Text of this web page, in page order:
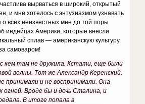
вырваться в широкий, открытый
и мне хотелось с энтузиазмом узнавать
всех неизвестных мне до той поры
индейцах Америки, которые внесли
сплав — американскую культуру.
самоваром!
кем там не дружила. Кстати, еще были
волны. Тот же Александр Керенский.
принимали и не воспринимали. Она
огней. Вроде бы и дочь Сталина, и
В итоге попала в